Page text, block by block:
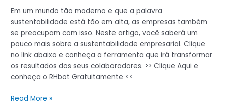
Em um mundo tão moderno e que a palavra
sustentabilidade está tão em alta, as empresas também
se preocupam com isso. Neste artigo, você saberá um
pouco mais sobre a sustentabilidade empresarial. Clique
no link abaixo e conheça a ferramenta que irá transformar
os resultados dos seus colaboradores. >> Clique Aqui e
conheça o RHbot Gratuitamente <<
Read More »